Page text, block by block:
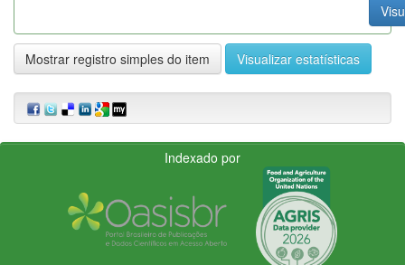
Mostrar registro simples do item Visualizar estatísticas
Indexado por